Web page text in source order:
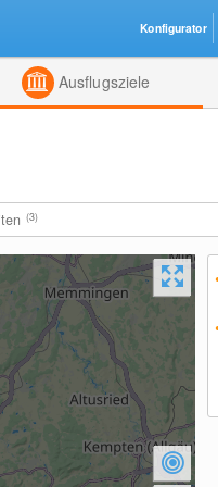
Ausflugsziele
(3)
Konfigurator